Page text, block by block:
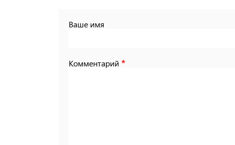
Ваше имя
Комментарий